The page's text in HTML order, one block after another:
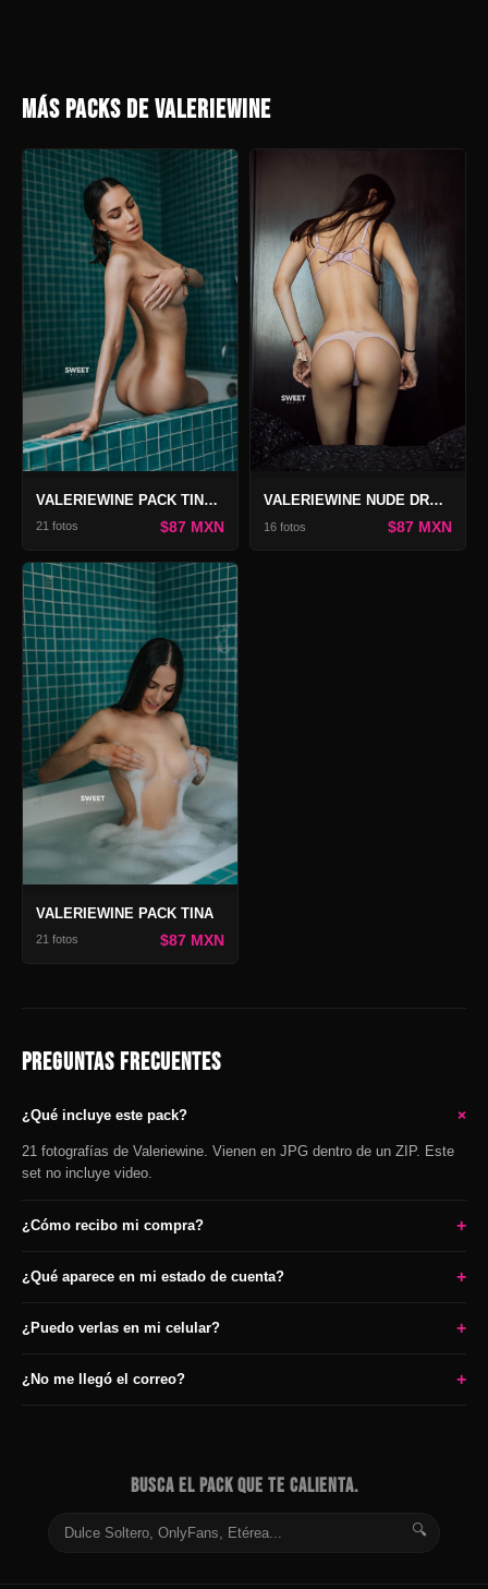
MÁS PACKS DE VALERIEWINE
VALERIEWINE PACK TINA 2
21 fotos $87 MXN
VALERIEWINE NUDE DREAM
16 fotos $87 MXN
VALERIEWINE PACK TINA
21 fotos $87 MXN
PREGUNTAS FRECUENTES
¿Qué incluye este pack? +
21 fotografías de Valeriewine. Vienen en JPG dentro de un ZIP. Este
set no incluye video.
¿Cómo recibo mi compra? +
¿Qué aparece en mi estado de cuenta? +
¿Puedo verlas en mi celular? +
¿No me llegó el correo? +
BUSCA EL PACK QUE TE CALIENTA.
🔍